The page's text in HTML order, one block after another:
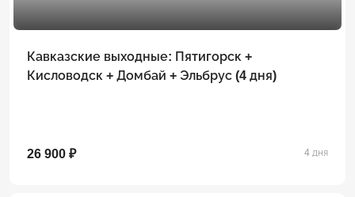
Кавказские выходные: Пятигорск +
Кисловодск + Домбай + Эльбрус (4 дня)
26 900 ₽ 4 дня